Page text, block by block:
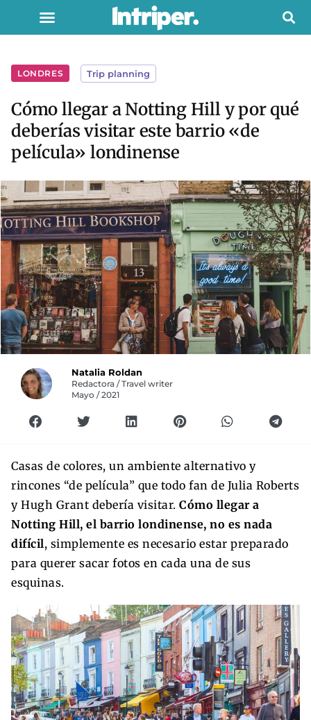
LONDRES Trip planning
Cómo llegar a Notting Hill y por qué
deberías visitar este barrio «de
película» londinense
Natalia Roldan
Redactora / Travel writer
Mayo / 2021
Casas de colores, un ambiente alternativo y
rincones “de película” que todo fan de Julia Roberts
y Hugh Grant debería visitar. Cómo llegar a
Notting Hill, el barrio londinense, no es nada
difícil, simplemente es necesario estar preparado
para querer sacar fotos en cada una de sus
esquinas.